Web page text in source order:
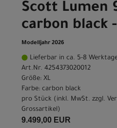
Scott Lumen
carbon black
Modelljahr 2026
Lieferbar in ca. 5-8
Art.Nr. 4254373020012
Größe: XL
Farbe: carbon black
pro Stück (inkl. MwSt. zzgl.
Grossartikel)
9.499,00 EUR